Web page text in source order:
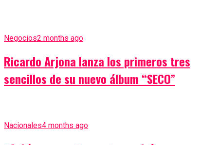
Negocios2 months ago
Ricardo Arjona lanza los primeros tres
sencillos de su nuevo álbum “SECO”
Nacionales4 months ago